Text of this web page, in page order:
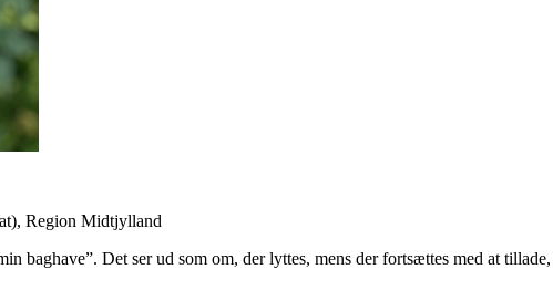
Region Midtjylland
Det ser ud som om, der lyttes, mens der fortsættes med at